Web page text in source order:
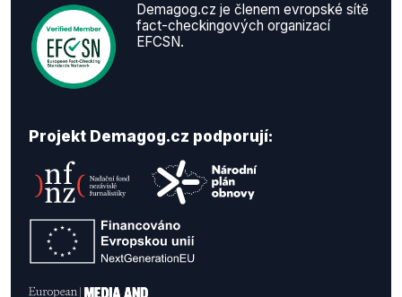
Demagog.cz je členem evropské sítě
fact-checkingových organizací
EFCSN.
Projekt Demagog.cz podporují: